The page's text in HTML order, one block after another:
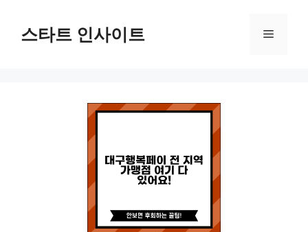
스타트 인사이트 메